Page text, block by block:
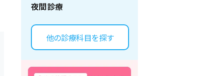
夜間診療
他の診療科目を探す